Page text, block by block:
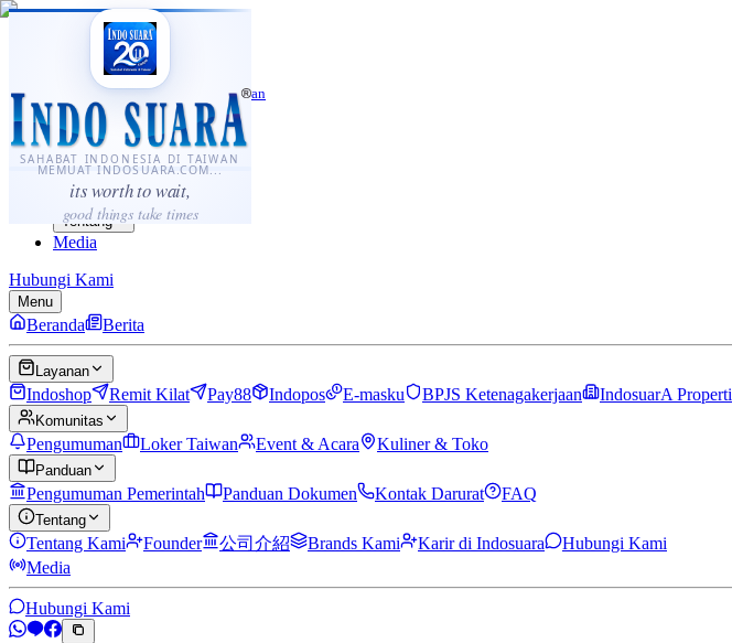
SAHABAT INDONESIA DI TAIWAN
MEMUAT INDOSUARA.COM...
its worth to wait,
good things take times
·...
⌘K
Sahabat Indonesia di Taiwan
Berita
Layanan
Komunitas
Panduan
Tentang
Media
Hubungi Kami
Menu
Beranda Berita
Layanan
Indoshop Remit Kilat Pay88 Indopos E-masku BPJS Ketenagakerjaan IndosuarA Properti
Komunitas
Pengumuman Loker Taiwan Event & Acara Kuliner & Toko
Panduan
Pengumuman Pemerintah Panduan Dokumen Kontak Darurat FAQ
Tentang
Tentang Kami Founder 公司介紹 Brands Kami Karir di Indosuara
Hubungi Kami
Media
Hubungi Kami